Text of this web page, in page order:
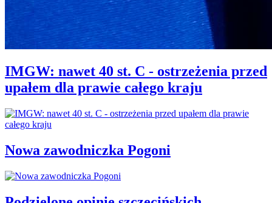
IMGW: nawet 40 st. C - ostrzeżenia przed
upałem dla prawie całego kraju
Nowa zawodniczka Pogoni